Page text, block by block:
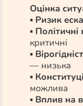
Оцінка
▪ Ризик
▪
критичні
▪
— низька
▪
можлива
▪ Вплив на